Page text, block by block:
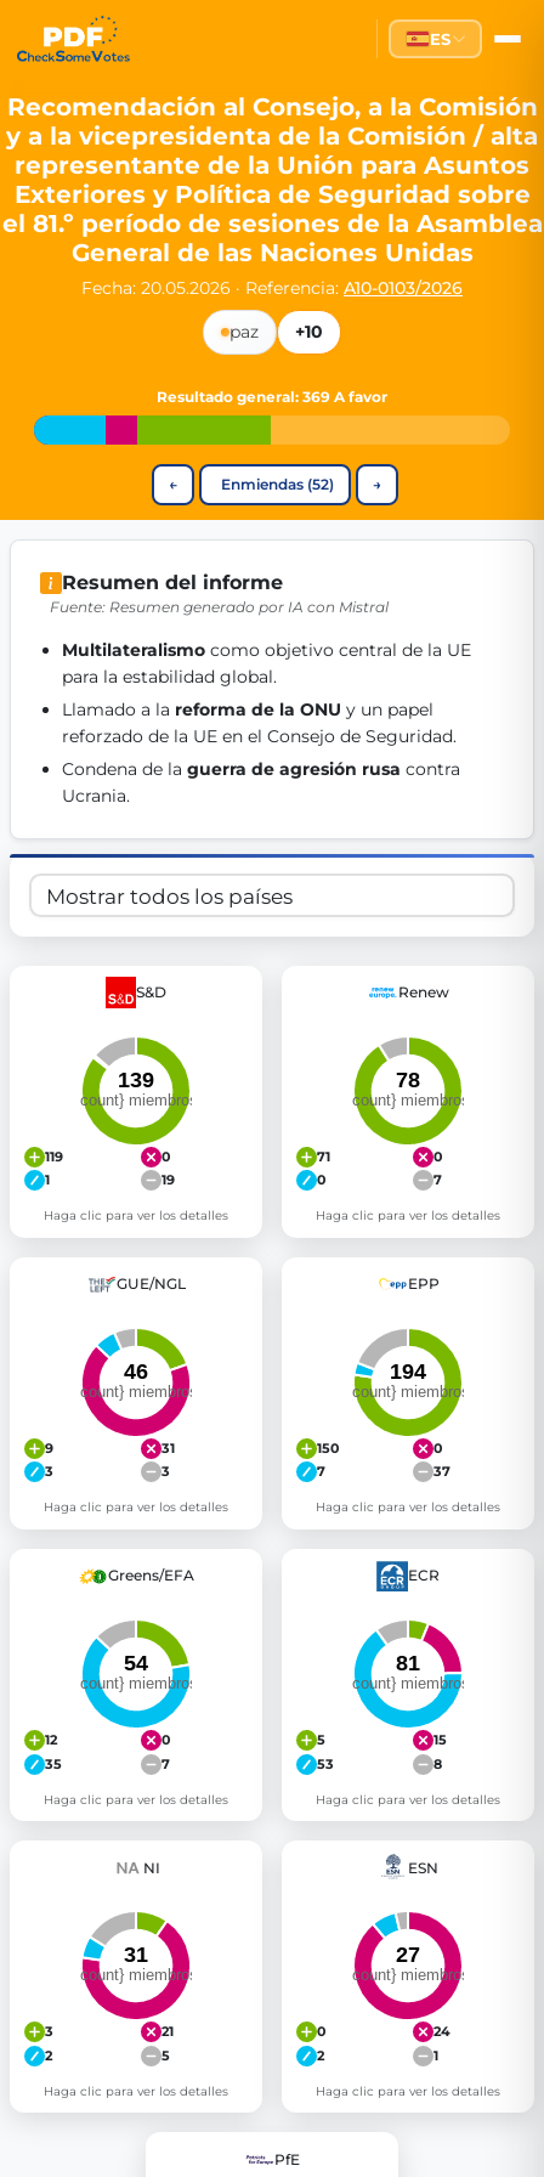
Partei des Fortschritts —
The Partei des Fortschritts (PdF), founded in 2020, is a
Key Office Holders
Lukas Sieper— Member of the European Parliament since
Luca Piwodda— Mayor of Gartz (Oder), local leader and
Tim Sieper— Mayor of Eckenroth, recognized as
Motto and Core Values
Our motto:"Demokratie direkt gestalten"("Directly shaping
The Partei des Fortschritts stands for:
Open government and accountable decision-making
Strengthening European cooperation and democracy
Sustainability, social justice, and evidence-based policy
Innovation in Transparency
We builtCheck Some Votes (CSV), one of Germany's most
Get Involved
Become a member:Join us to advance digital democracy
Volunteer:
Contribute your skills in technology, design,
Support democracy:Help us strengthen accountability
ES
Recomendación al Consejo, a la Comisión
y a la vicepresidenta de la Comisión / alta
representante de la Unión para Asuntos
Exteriores y Política de Seguridad sobre
el 81.º período de sesiones de la Asamblea
General de las Naciones Unidas
Fecha: 20.05.2026 · Referencia: A10-0103/2026
paz
+10
Resultado general: 369 A favor
← Enmiendas (52) →
Resumen del informe
Fuente: Resumen generado por IA con Mistral
Multilateralismo como objetivo central de la UE
para la estabilidad global.
Llamado a la reforma de la ONU y un papel
reforzado de la UE en el Consejo de Seguridad.
Condena de la guerra de agresión rusa contra
Ucrania.
S&D
119
0
1
19
Haga clic para ver los detalles
Renew
71
0
0
7
Haga clic para ver los detalles
GUE/NGL
9
31
3
3
Haga clic para ver los detalles
EPP
150
0
7
37
Haga clic para ver los detalles
Greens/EFA
12
0
35
7
Haga clic para ver los detalles
ECR
5
15
53
8
Haga clic para ver los detalles
NI
3
21
2
5
Haga clic para ver los detalles
ESN
0
24
2
1
Haga clic para ver los detalles
PfE